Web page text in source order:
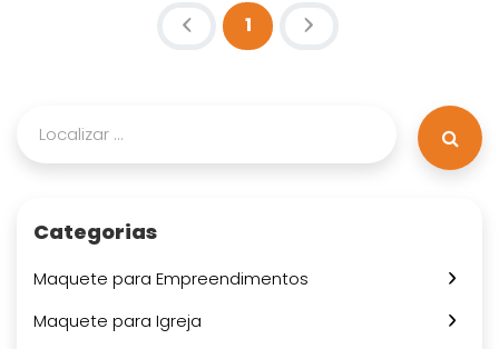
1 (atual)
Categorias
Maquete para Empreendimentos
Maquete para Igreja